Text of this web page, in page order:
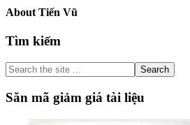
About Tiến Vũ
Primary
Sidebar
Tìm kiếm
Search
the
site
...
Săn mã giảm giá tài liệu